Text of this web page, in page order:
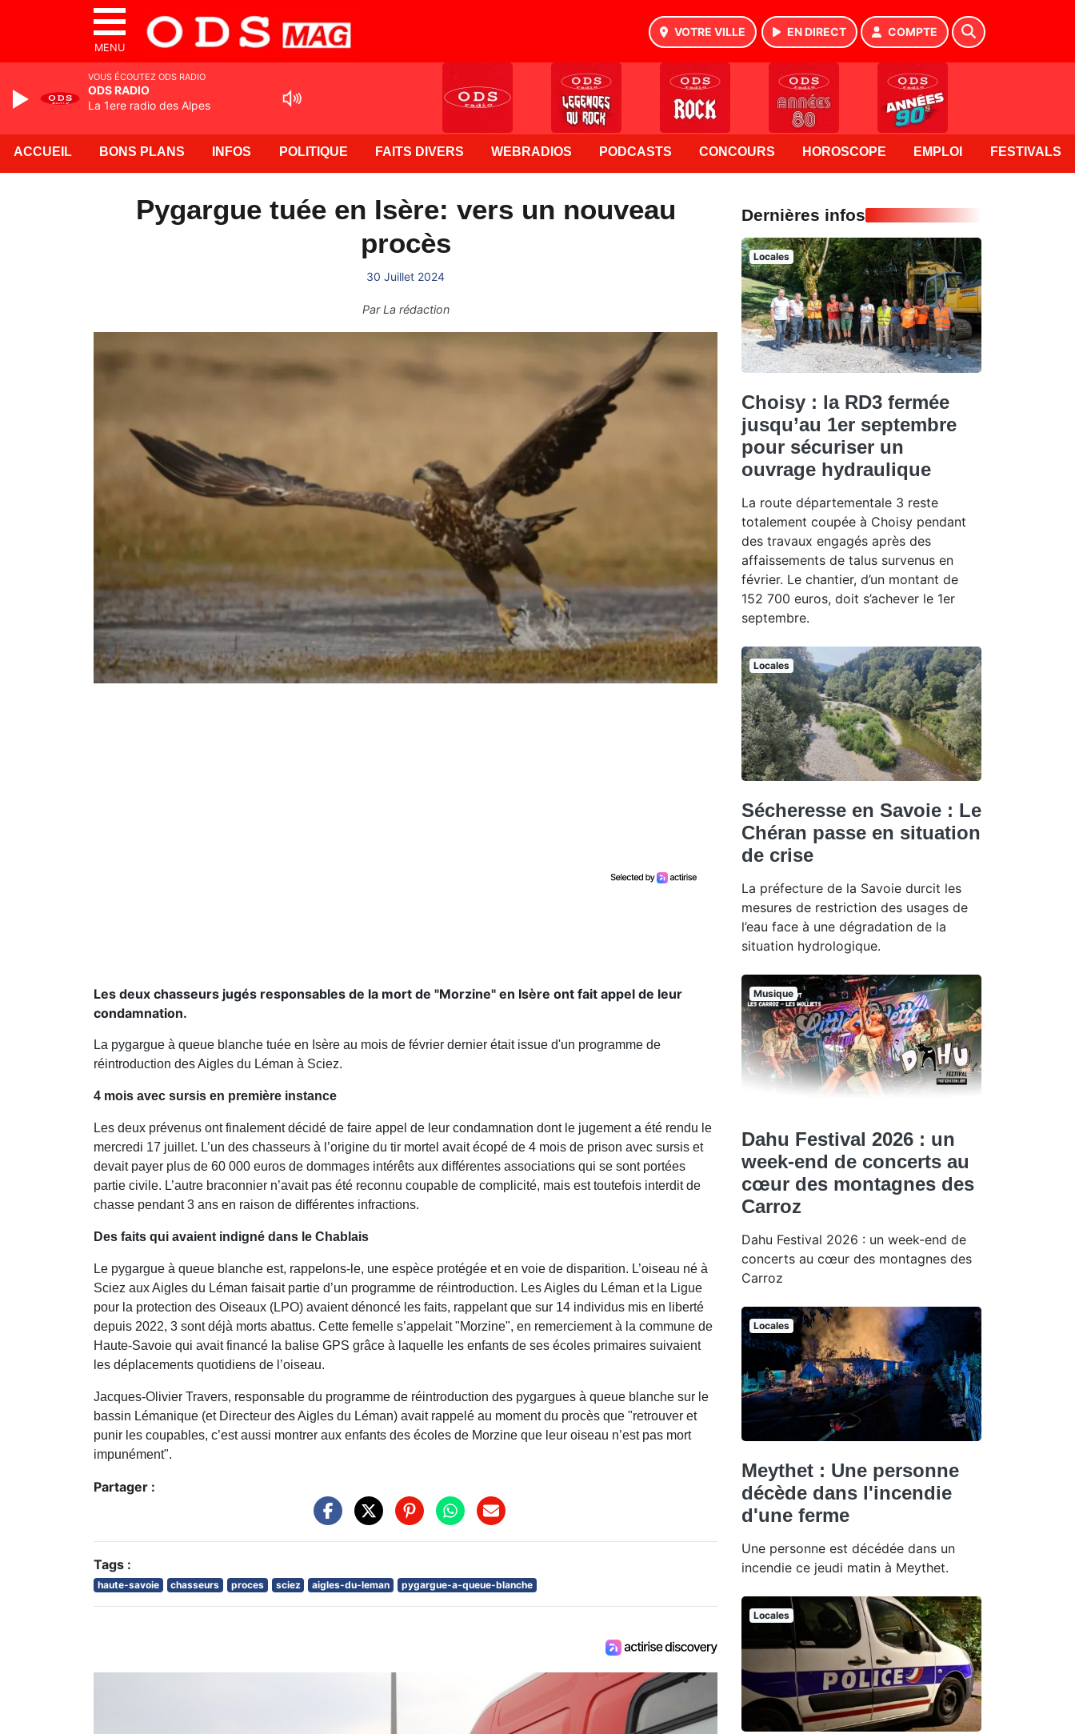
MENU
VOTRE VILLE EN DIRECT COMPTE
ACCUEIL BONS PLANS INFOS POLITIQUE FAITS DIVERS WEBRADIOS PODCASTS CONCOURS HOROSCOPE EMPLOI FESTIVALS
Pygargue tuée en Isère: vers un nouveau
procès
30 Juillet 2024
ParLa rédaction
Les deux chasseurs jugés responsables de la mort de "Morzine" en Isère ont fait appel de leur
condamnation.
La pygargue à queue blanche tuée en Isère au mois de février dernier était issue d'un programme de
réintroduction des Aigles du Léman à Sciez.
4 mois avec sursis en première instance
Les deux prévenus ont finalement décidé de faire appel de leur condamnation dont le jugement a été rendu le
mercredi 17 juillet. L’un des chasseurs à l’origine du tir mortel avait écopé de 4 mois de prison avec sursis et
devait payer plus de 60 000 euros de dommages intérêts aux différentes associations qui se sont portées
partie civile. L’autre braconnier n’avait pas été reconnu coupable de complicité, mais est toutefois interdit de
chasse pendant 3 ans en raison de différentes infractions.
Des faits qui avaient indigné dans le Chablais
Le pygargue à queue blanche est, rappelons-le, une espèce protégée et en voie de disparition. L’oiseau né à
Sciez aux Aigles du Léman faisait partie d’un programme de réintroduction. Les Aigles du Léman et la Ligue
pour la protection des Oiseaux (LPO) avaient dénoncé les faits, rappelant que sur 14 individus mis en liberté
depuis 2022, 3 sont déjà morts abattus. Cette femelle s’appelait "Morzine", en remerciement à la commune de
Haute-Savoie qui avait financé la balise GPS grâce à laquelle les enfants de ses écoles primaires suivaient
les déplacements quotidiens de l’oiseau.
Jacques-Olivier Travers, responsable du programme de réintroduction des pygargues à queue blanche sur le
bassin Lémanique (et Directeur des Aigles du Léman) avait rappelé au moment du procès que "retrouver et
punir les coupables, c’est aussi montrer aux enfants des écoles de Morzine que leur oiseau n’est pas mort
impunément".
Partager :
Tags :
haute-savoie chasseurs proces sciez aigles-du-leman pygargue-a-queue-blanche
Dernières infos
Locales
Choisy : la RD3 fermée
jusqu’au 1er septembre
pour sécuriser un
ouvrage hydraulique
La route départementale 3 reste
totalement coupée à Choisy pendant
des travaux engagés après des
affaissements de talus survenus en
février. Le chantier, d’un montant de
152 700 euros, doit s’achever le 1er
septembre.
Locales
Sécheresse en Savoie : Le
Chéran passe en situation
de crise
La préfecture de la Savoie durcit les
mesures de restriction des usages de
l’eau face à une dégradation de la
situation hydrologique.
Musique
Dahu Festival 2026 : un
week-end de concerts au
cœur des montagnes des
Carroz
Dahu Festival 2026 : un week-end de
concerts au cœur des montagnes des
Carroz
Locales
Meythet : Une personne
décède dans l'incendie
d'une ferme
Une personne est décédée dans un
incendie ce jeudi matin à Meythet.
Locales
VOUS ÉCOUTEZ ODS RADIO
ODS RADIO
La 1ere radio des Alpes